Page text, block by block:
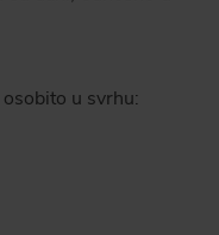
u svrhu: